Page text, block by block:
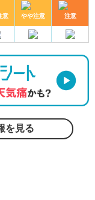
意 やや注意 注意
を見る